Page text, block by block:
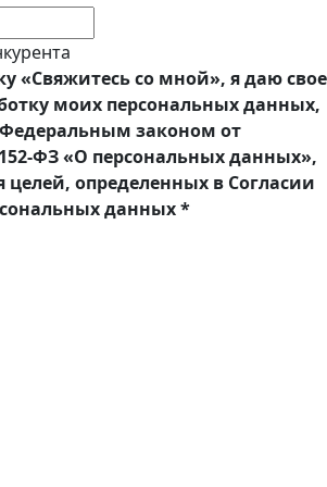
«Свяжитесь со мной», я даю свое
моих персональных данных,
Федеральным законом от
ФЗ «О персональных данных»,
целей, определенных в Согласии
данных*